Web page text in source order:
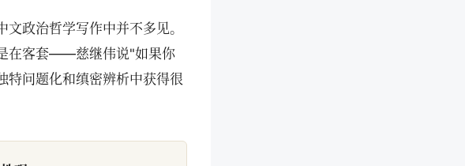
政治哲学写作中并不多见。
在客套——慈继伟说"如果你
特问题化和缜密辨析中获得很